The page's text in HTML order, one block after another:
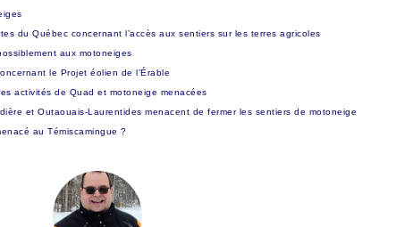
du Québec concernant l’accès aux sentiers sur les terres agricoles
aux motoneiges
le Projet éolien de l’Érable
activités de Quad et motoneige menacées
et Outaouais-Laurentides menacent de fermer les sentiers de motoneige
au Témiscamingue ?